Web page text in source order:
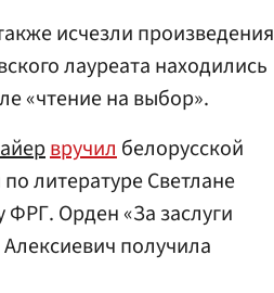
исчезли произведения
лауреата находились
«чтение на выбор».
вручилбелорусской
литературе Светлане
Орден «За заслуги
получила